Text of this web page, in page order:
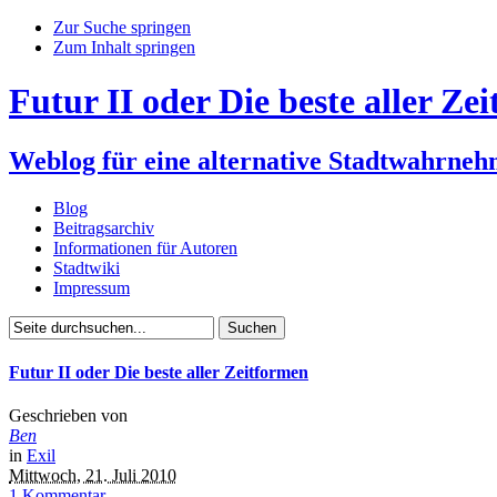
Zur Suche springen
Zum Inhalt springen
Futur II oder Die beste aller
Weblog für eine alternative
Blog
Beitragsarchiv
Informationen für Autoren
Stadtwiki
Impressum
Futur II oder Die beste aller Zeitformen
Geschrieben von
Ben
in Exil
Mittwoch, 21. Juli 2010